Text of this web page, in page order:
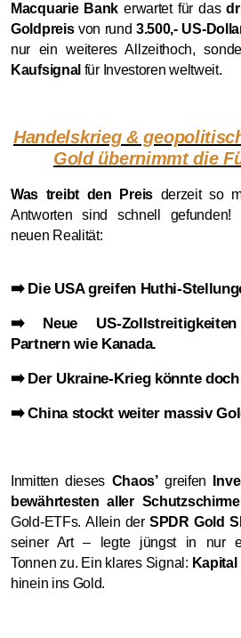
Macquarie Bank erwartet für das
Goldpreisvon rund 3.500,- US-
nur ein weiteres Allzeithoch,
Kaufsignal für Investoren weltweit.
Handelskrieg &
Gold übernimmt die
Was treibt den Preis derzeit so
Antworten sind schnell gefunden!
neuen Realität:
➡️ Die USA greifen Huthi-
➡️
Neue US-
Partnern wie Kanada.
➡️ Der Ukraine-Krieg könnte
➡️ China stockt weiter massiv
Inmitten dieses Chaos’greifen
bewährtesten aller Schutzschirme
Gold-ETFs. Allein der SPDR Gold
seiner Art – legte jüngst in nur
Tonnen zu. Ein klares Signal:
hinein ins Gold.